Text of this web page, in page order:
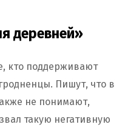
деревней»
кто поддерживают
Пишут, что в
не понимают,
такую негативную